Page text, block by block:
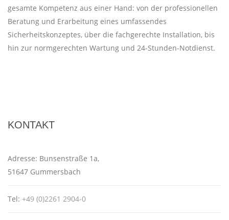
gesamte Kompetenz aus einer Hand: von der professionellen
Beratung und Erarbeitung eines umfassendes
Sicherheitskonzeptes, über die fachgerechte Installation, bis
hin zur normgerechten Wartung und 24-Stunden-Notdienst.
KONTAKT
Adresse: Bunsenstraße 1a,
51647 Gummersbach
Tel: +49 (0)2261 2904-0